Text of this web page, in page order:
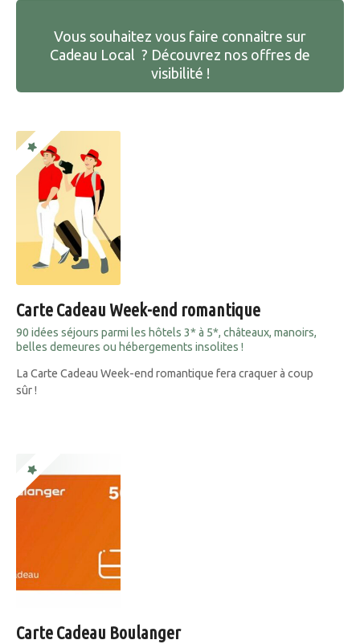
Vous souhaitez vous faire connaitre sur
Cadeau Local ? Découvrez nos offres de
visibilité !
Carte Cadeau Week-end romantique
90 idées séjours parmi les hôtels 3* à 5*, châteaux, manoirs,
belles demeures ou hébergements insolites !
La Carte Cadeau Week-end romantique fera craquer à coup
sûr !
Carte Cadeau Boulanger